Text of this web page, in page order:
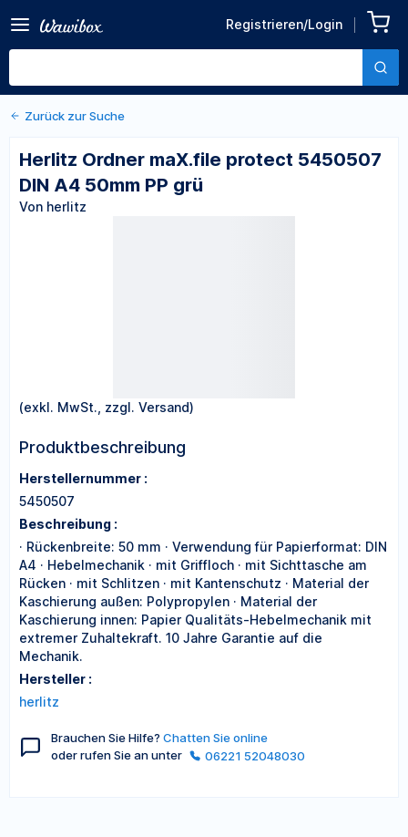
Registrieren/Login
protect 5450507 DIN A4
50mm PP grü
Von herlitz
Zurück zu den Produktdetails
Zurück zur Suche
Herlitz Ordner maX.file protect 5450507
DIN A4 50mm PP grü
Von herlitz
(exkl. MwSt., zzgl. Versand)
Produktbeschreibung
Herstellernummer :
5450507
Beschreibung :
· Rückenbreite: 50 mm · Verwendung für Papierformat: DIN
A4 · Hebelmechanik · mit Griffloch · mit Sichttasche am
Rücken · mit Schlitzen · mit Kantenschutz · Material der
Kaschierung außen: Polypropylen · Material der
Kaschierung innen: Papier Qualitäts-Hebelmechanik mit
extremer Zuhaltekraft. 10 Jahre Garantie auf die
Mechanik.
Hersteller :
herlitz
Brauchen Sie Hilfe? Chatten Sie online
oder rufen Sie an unter
06221 52048030